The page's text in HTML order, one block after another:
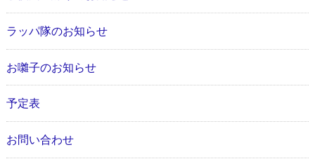
ラッパ隊のお知らせ
お囃子のお知らせ
予定表
お問い合わせ